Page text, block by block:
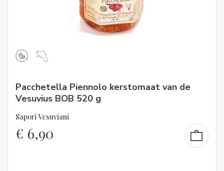
Pacchetella Piennolo kerstomaat van de
Vesuvius BOB 520 g
Sapori Vesuviani
€ 6,90